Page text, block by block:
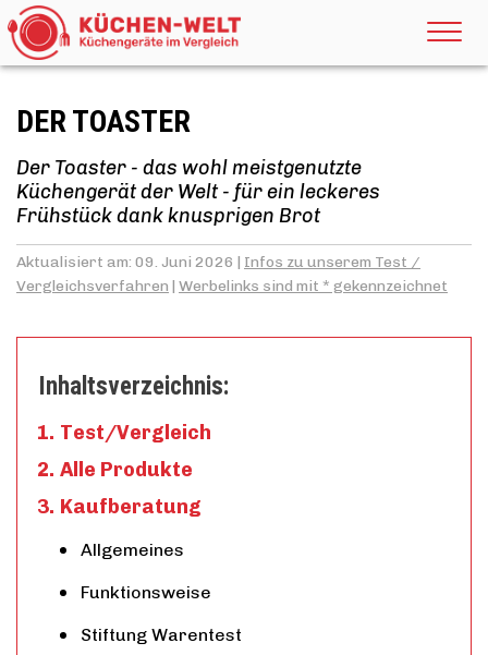
DER TOASTER
Der Toaster - das wohl meistgenutzte
Küchengerät der Welt - für ein leckeres
Frühstück dank knusprigen Brot
Aktualisiert am: 09. Juni 2026 | Infos zu unserem Test /
Vergleichsverfahren | Werbelinks sind mit * gekennzeichnet
Inhaltsverzeichnis:
Test/Vergleich
Alle Produkte
Kaufberatung
Allgemeines
Funktionsweise
Stiftung Warentest